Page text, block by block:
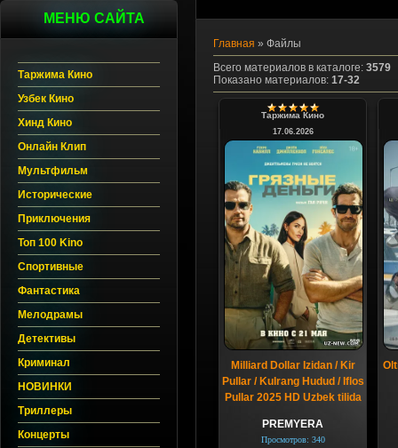
Hind kino
Uzbek tilida
МЕНЮ САЙТА
Таржима Кино
Узбек Кино
Хинд Кино
Онлайн Клип
Мультфильм
Исторические
Приключения
Топ 100 Kino
Спортивные
Фантастика
Мелодрамы
Детективы
Криминал
НОВИНКИ
Триллеры
Концерты
Главная » Файлы
Всего материалов в каталоге: 3579
Показано материалов: 17-32
Таржима Кино
17.06.2026
Milliard Dollar Izidan / Kir
Pullar / Kulrang Hudud / Iflos
Pullar 2025 HD Uzbek tilida
PREMYERA
Просмотров: 340